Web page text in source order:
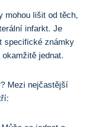
mohou lišit od těch,
infarkt. Je
specifické známky
jednat.
Mezi nejčastější